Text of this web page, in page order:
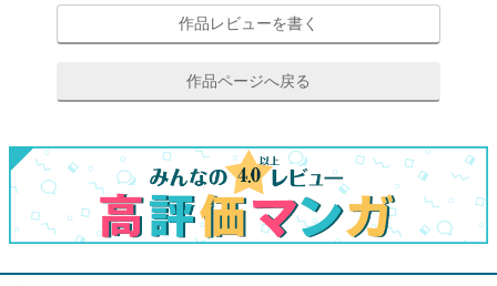
作品レビューを書く
作品ページへ戻る